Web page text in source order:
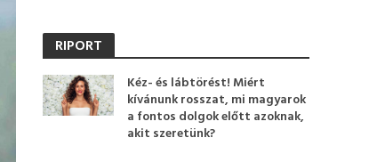
RIPORT
Kéz- és lábtörést! Miért
kívánunk rosszat, mi magyarok
a fontos dolgok előtt azoknak,
akit szeretünk?